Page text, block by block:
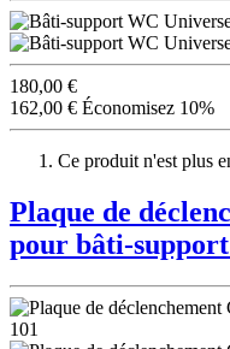
180,00 €
162,00 € Économisez 10%
Ce produit n'est plus
Plaque de
pour bâti-support